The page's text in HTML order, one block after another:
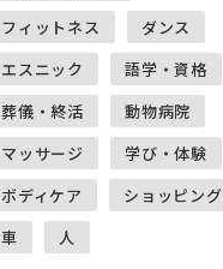
フィットネス
ダンス
エスニック
語学・資格
葬儀・終活
動物病院
マッサージ
学び・体験
ボディケア
ショッピング
車
人